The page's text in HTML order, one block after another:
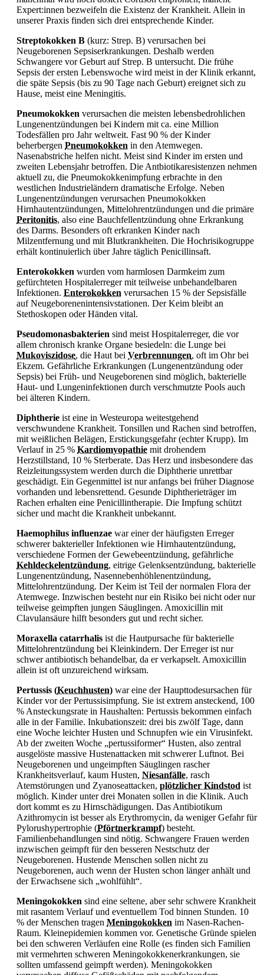
Expert:innen bezweifeln die Existenz der Krankheit. Allein in
unserer Praxis finden sich drei entsprechende Kinder.
Streptokokken B (kurz: Strep. B) verursachen bei
Neugeborenen Sepsiserkrankungen. Deshalb werden
Schwangere vor Geburt auf Strep. B untersucht. Die frühe
Sepsis der ersten Lebenswoche wird meist in der Klinik erkannt,
die späte Sepsis (bis zu 90 Tage nach Geburt) ereignet sich zu
Hause, meist eine Meningitis.
Pneumokokken verursachen die meisten lebensbedrohlichen
Lungenentzündungen bei Kindern mit ca. eine Million
Todesfällen pro Jahr weltweit. Fast 90 % der Kinder
beherbergen Pneumokokken in den Atemwegen.
Nasenabstriche helfen nicht. Meist sind Kinder im ersten und
zweiten Lebensjahr betroffen. Die Antbiotikaresistenzen nehmen
aktuell zu, die Pneumokokkenimpfung erbrachte in den
westlichen Industrieländern dramatische Erfolge. Neben
Lungenentzündungen verursachen Pneumokokken
Hirnhautentzündungen, Mittelohrentzündungen und die primäre
Peritonitis, also eine Bauchfellentzündung ohne Erkrankung
des Darms. Besonders oft erkranken Kinder nach
Milzentfernung und mit Blutkrankheiten. Die Hochrisikogruppe
erhält kontinuierlich über Jahre täglich Penicillinsaft.
Enterokokken wurden vom harmlosen Darmkeim zum
gefürchteten Hospitalerreger mit teilweise unbehandelbaren
Infektionen. Enterokokken verursachen 15 % der Sepsisfälle
auf Neugeborenenintensivstationen. Der Keim bleibt an
Stethoskopen oder Händen vital.
Pseudomonasbakterien sind meist Hospitalerreger, die vor
allem chronisch kranke Organe besiedeln: die Lunge bei
Mukoviszidose, die Haut bei Verbrennungen, oft im Ohr bei
Ekzem. Gefährliche Erkrankungen (Lungenentzündung oder
Sepsis) bei Früh- und Neugeborenen sind möglich, bakterielle
Haut- und Lungeninfektionen durch verschmutzte Pools auch
bei älteren Kindern.
Diphtherie ist eine in Westeuropa weitestgehend
verschwundene Krankheit. Tonsillen und Rachen sind betroffen,
mit weißlichen Belägen, Erstickungsgefahr (echter Krupp). Im
Verlauf in 25 % Kardiomyopathie mit drohendem
Herzstillstand, 10 % Sterberate. Das Herz und insbesondere das
Reizleitungssystem werden durch die Diphtherie unrettbar
geschädigt. Ein Gegenmittel ist nur anfangs bei früher Diagnose
vorhanden und lebensrettend. Gesunde Diphtherieträger im
Rachen erhalten eine Penicillintherapie. Die Impfung schützt
sicher und macht die Krankheit unbekannt.
Haemophilus influenzae war einer der häufigsten Erreger
schwerer bakterieller Infektionen wie Hirnhautentzündung,
verschiedene Formen der Gewebeentzündung, gefährliche
Kehldeckelentzündung, eitrige Gelenksentzündung, bakterielle
Lungenentzündung, Nasennebenhöhlenentzündung,
Mittelohrentzündung. Der Keim ist Teil der normalen Flora der
Atemwege. Inzwischen besteht nur ein Risiko bei nicht oder nur
teilweise geimpften jungen Säuglingen. Amoxicillin mit
Clavulansäure hilft besonders gut und recht sicher.
Moraxella catarrhalis ist die Hautpursache für bakterielle
Mittelohrentzündung bei Kleinkindern. Der Erreger ist nur
schwer antibiotisch behandelbar, da er verkapselt. Amoxicillin
allein ist oft unzureichend wirksam.
Pertussis (Keuchhusten) war eine der Haupttodesursachen für
Kinder vor der Pertussisimpfung. Sie ist extrem ansteckend, 100
% Ansteckungsrate in Haushalten: Pertussis bekommen einfach
alle in der Familie. Inkubationszeit: drei bis zwölf Tage, dann
eine Woche leichter Husten und Schnupfen wie ein Virusinfekt.
Ab der zweiten Woche „pertussiformer“ Husten, also zentral
ausgelöste massive Hustenattacken mit schwerer Luftnot. Bei
Neugeborenen und ungeimpften Säuglingen rascher
Krankheitsverlauf, kaum Husten, Niesanfälle, rasch
Atemstörungen und Zyanoseattacken, plötzlicher Kindstod ist
möglich. Kinder unter drei Monaten sollen in die Klinik. Auch
dort kommt es zu Hirnschädigungen. Das Antibiotikum
Azithromycin ist besser als Erythromycin, da weniger Gefahr für
Pylorushypertrophie (Pförtnerkrampf) besteht.
Familienbehandlungen sind nötig. Schwangere Frauen werden
inzwischen geimpft für den besseren Nestschutz der
Neugeborenen. Hustende Menschen sollen nicht zu
Neugeborenen, auch wenn der Husten schon länger anhält und
der Erwachsene sich „wohlfühlt“.
Meningokokken sind eine seltene, aber sehr schwere Krankheit
mit rasantem Verlauf und eventuellem Tod binnen Stunden. 10
% der Menschen tragen Meningokokken im Nasen-Rachen-
Raum. Kleinepidemien kommen vor. Genetische Gründe spielen
bei den schweren Verläufen eine Rolle (es finden sich Familien
mit vermehrten schweren Meningokokkenerkrankungen, sie
sollten umfassend geimpft werden). Meningokokken